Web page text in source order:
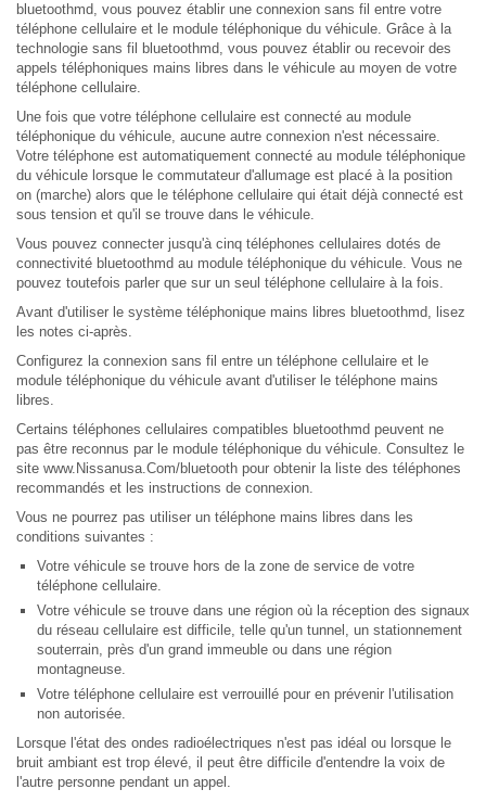
bluetoothmd, vous pouvez établir une connexion sans fil entre votre
téléphone cellulaire et le module téléphonique du véhicule. Grâce à la
technologie sans fil bluetoothmd, vous pouvez établir ou recevoir des
appels téléphoniques mains libres dans le véhicule au moyen de votre
téléphone cellulaire.
Une fois que votre téléphone cellulaire est connecté au module
téléphonique du véhicule, aucune autre connexion n'est nécessaire.
Votre téléphone est automatiquement connecté au module téléphonique
du véhicule lorsque le commutateur d'allumage est placé à la position
on (marche) alors que le téléphone cellulaire qui était déjà connecté est
sous tension et qu'il se trouve dans le véhicule.
Vous pouvez connecter jusqu'à cinq téléphones cellulaires dotés de
connectivité bluetoothmd au module téléphonique du véhicule. Vous ne
pouvez toutefois parler que sur un seul téléphone cellulaire à la fois.
Avant d'utiliser le système téléphonique mains libres bluetoothmd, lisez
les notes ci-après.
Configurez la connexion sans fil entre un téléphone cellulaire et le
module téléphonique du véhicule avant d'utiliser le téléphone mains
libres.
Certains téléphones cellulaires compatibles bluetoothmd peuvent ne
pas être reconnus par le module téléphonique du véhicule. Consultez le
site www.Nissanusa.Com/bluetooth pour obtenir la liste des téléphones
recommandés et les instructions de connexion.
Vous ne pourrez pas utiliser un téléphone mains libres dans les
conditions suivantes :
Votre véhicule se trouve hors de la zone de service de votre
téléphone cellulaire.
Votre véhicule se trouve dans une région où la réception des signaux
du réseau cellulaire est difficile, telle qu'un tunnel, un stationnement
souterrain, près d'un grand immeuble ou dans une région
montagneuse.
Votre téléphone cellulaire est verrouillé pour en prévenir l'utilisation
non autorisée.
Lorsque l'état des ondes radioélectriques n'est pas idéal ou lorsque le
bruit ambiant est trop élevé, il peut être difficile d'entendre la voix de
l'autre personne pendant un appel.